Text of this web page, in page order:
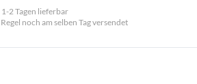
2 Tagen lieferbar
noch am selben Tag versendet